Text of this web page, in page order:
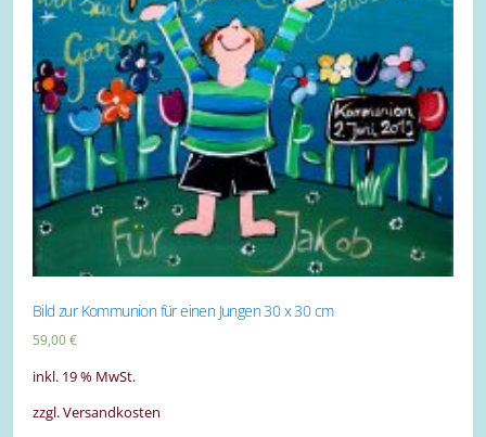
Bild zur Kommunion für einen Jungen 30 x 30 cm
59,00€
inkl. 19 % MwSt.
zzgl. Versandkosten